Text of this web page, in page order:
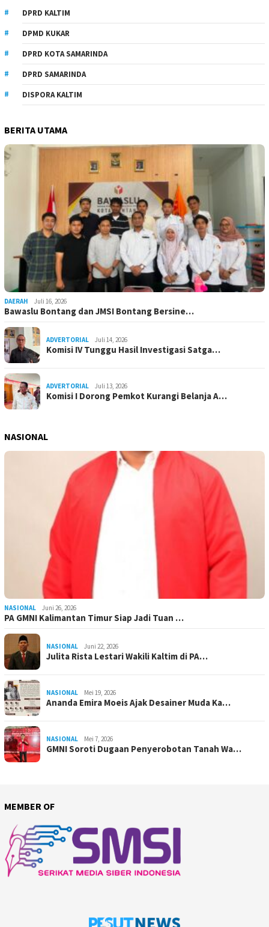
DPRD KALTIM
DPMD KUKAR
DPRD KOTA SAMARINDA
DPRD SAMARINDA
DISPORA KALTIM
BERITA UTAMA
DAERAH Juli 16, 2026
Bawaslu Bontang dan JMSI Bontang Bersine…
ADVERTORIAL Juli 14, 2026
Komisi IV Tunggu Hasil Investigasi Satga…
ADVERTORIAL Juli 13, 2026
Komisi I Dorong Pemkot Kurangi Belanja A…
NASIONAL
NASIONAL Juni 26, 2026
PA GMNI Kalimantan Timur Siap Jadi Tuan …
NASIONAL Juni 22, 2026
Julita Rista Lestari Wakili Kaltim di PA…
NASIONAL Mei 19, 2026
Ananda Emira Moeis Ajak Desainer Muda Ka…
NASIONAL Mei 7, 2026
GMNI Soroti Dugaan Penyerobotan Tanah Wa…
MEMBER OF